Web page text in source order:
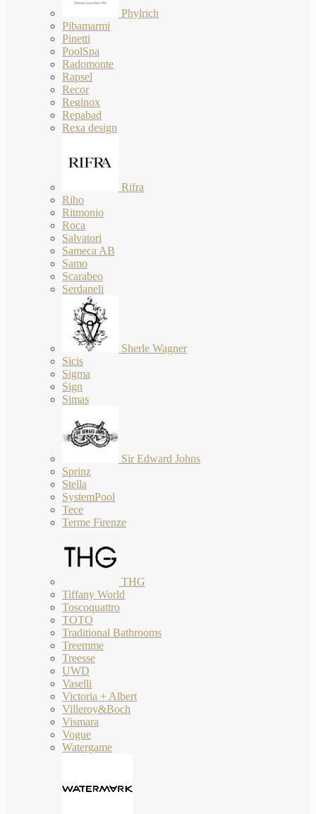
Phylrich
Pibamarmi
Pinetti
PoolSpa
Radomonte
Rapsel
Recor
Reginox
Repabad
Rexa design
Rifra
Riho
Ritmonio
Roca
Salvatori
Sameca AB
Samo
Scarabeo
Serdaneli
Sherle Wagner
Sicis
Sigma
Sign
Simas
Sir Edward Johns
Sprinz
Stella
SystemPool
Tece
Terme Firenze
THG
Tiffany World
Toscoquattro
TOTO
Traditional Bathrooms
Treemme
Treesse
UWD
Vaselli
Victoria + Albert
Villeroy&Boch
Vismara
Vogue
Watergame